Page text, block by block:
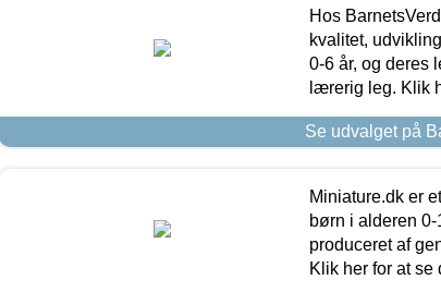
Hos
kvalitet,
0-6 år, og deres
lærerig leg. Klik
Se udvalget på
Miniature.dk er
børn i alderen
produceret af
Klik her for at se